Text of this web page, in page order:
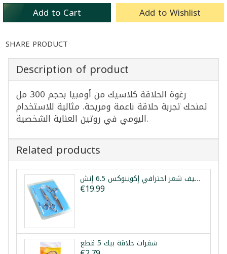
Add to Cart Add to Wishlist
SHARE PRODUCT
Description of product
رغوة الحلاقة كلاسيك من أومبيا بحجم 300 مل
تمنحك تجربة حلاقة ناعمة ومريحة. مثالية للاستخدام
اليومي في روتين العناية الشخصية.
Related products
طقم مقص قص وتخفيف شعر احترافي إكوينوكس 6.5 إنش
€19.99
شفرات حلاقة بيك 5 قطع